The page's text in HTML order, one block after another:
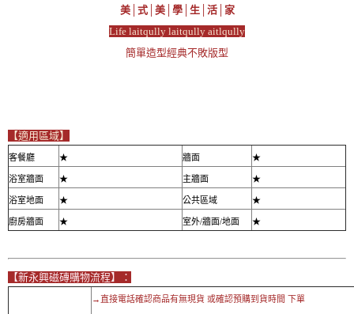
美│式│美│學│生│活│家
Life laitqully laitqully aitlqully
簡單造型經典不敗版型
【適用區域】
客餐廳 ★ 牆面 ★
浴室牆面 ★ 主牆面 ★
浴室地面 ★ 公共區域 ★
廚房牆面 ★ 室外/牆面/地面 ★
【新永興磁磚購物流程】：
→直接電話確認商品有無現貨 或確認預購到貨時間 下單